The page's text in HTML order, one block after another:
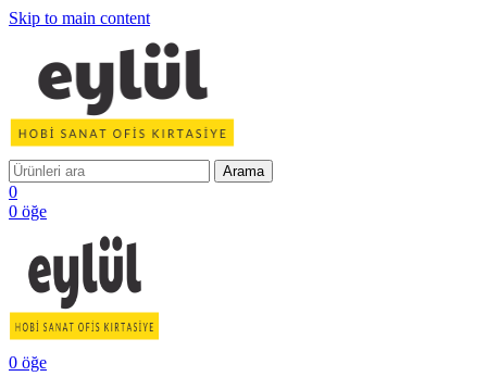
Skip to main content
Arama
0
0 öğe
0 öğe